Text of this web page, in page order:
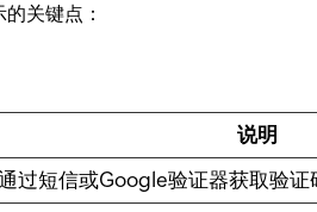
关键点：
说明
过短信或Google验证器获取验